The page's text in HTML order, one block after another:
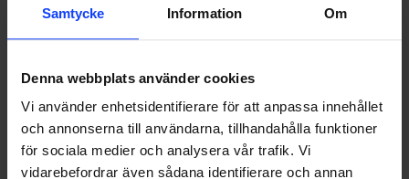
Samtycke Information Om
Denna webbplats använder cookies
Vi använder enhetsidentifierare för att anpassa innehållet
och annonserna till användarna, tillhandahålla funktioner
för sociala medier och analysera vår trafik. Vi
vidarebefordrar även sådana identifierare och annan